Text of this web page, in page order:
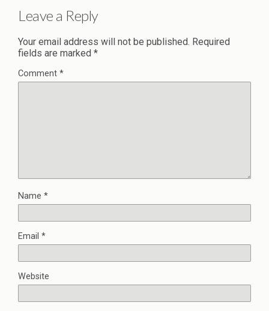
Leave a Reply
Your email address will not be published. Required
fields are marked *
Comment *
Name *
Email *
Website